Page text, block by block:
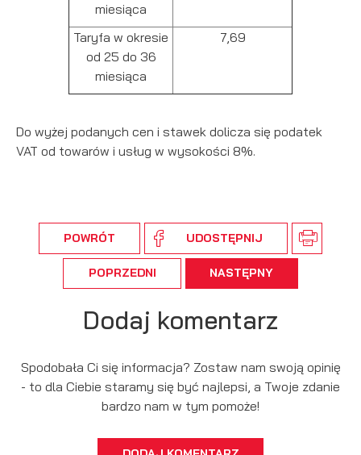
miesiąca
Taryfa w okresie
od 25 do 36
miesiąca
7,69
Do wyżej podanych cen i stawek dolicza się podatek
VAT od towarów i usług w wysokości 8%.
POWRÓT UDOSTĘPNIJ
POPRZEDNI NASTĘPNY
Dodaj komentarz
Spodobała Ci się informacja? Zostaw nam swoją opinię
- to dla Ciebie staramy się być najlepsi, a Twoje zdanie
bardzo nam w tym pomoże!